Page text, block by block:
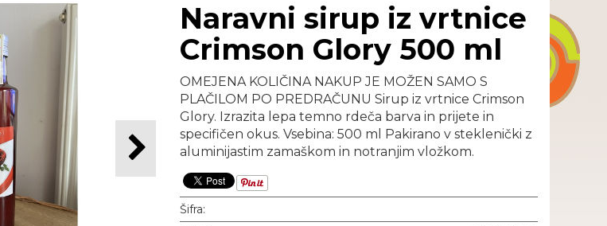
Naravni sirup iz vrtnice
Crimson Glory 500 ml
OMEJENA KOLIČINA NAKUP JE MOŽEN SAMO S
PLAČILOM PO PREDRAČUNU Sirup iz vrtnice Crimson
Glory. Izrazita lepa temno rdeča barva in prijete in
specifičen okus. Vsebina: 500 ml Pakirano v steklenički z
aluminijastim zamaškom in notranjim vložkom.
Šifra: